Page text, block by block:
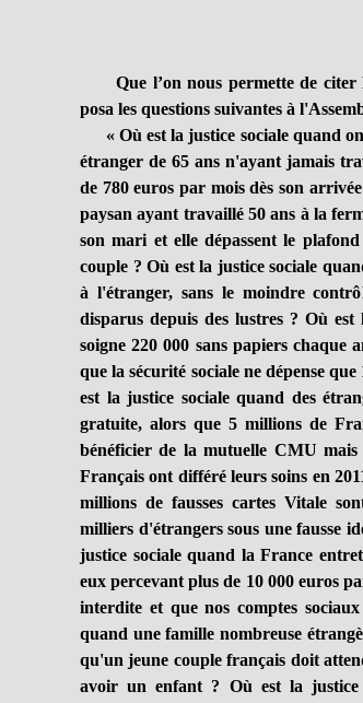
Que l’on nous permette de
posa les questions suivantes à
« Où est la justice sociale quand
étranger de 65 ans n'ayant jamais
de 780 euros par mois dès son
paysan ayant travaillé 50 ans à la
son mari et elle dépassent le
couple ? Où est la justice sociale
à l'étranger, sans le moindre
disparus depuis des lustres ? Où
soigne 220 000 sans papiers chaque
que la sécurité sociale ne dépense
est la justice sociale quand des
gratuite, alors que 5 millions de
bénéficier de la mutuelle CMU
Français ont différé leurs soins en
millions de fausses cartes Vitale
milliers d'étrangers sous une fausse
justice sociale quand la France
eux percevant plus de 10 000 euros
interdite et que nos comptes
quand une famille nombreuse
qu'un jeune couple français doit
avoir un enfant ? Où est la